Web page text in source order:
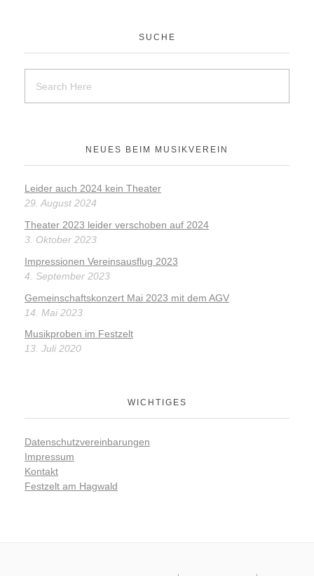
SUCHE
NEUES BEIM MUSIKVEREIN
Leider auch 2024 kein Theater
29. August 2024
Theater 2023 leider verschoben auf 2024
3. Oktober 2023
Impressionen Vereinsausflug 2023
4. September 2023
Gemeinschaftskonzert Mai 2023 mit dem AGV
14. Mai 2023
Musikproben im Festzelt
13. Juli 2020
WICHTIGES
Datenschutzvereinbarungen
Impressum
Kontakt
Festzelt am Hagwald